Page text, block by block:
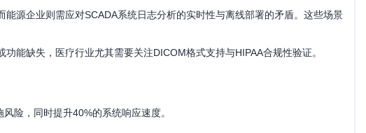
源企业则需应对SCADA系统日志分析的实时性与离线部署的矛盾。这些场景
能缺失，医疗行业尤其需要关注DICOM格式支持与HIPAA合规性验证。
险，同时提升40%的系统响应速度。